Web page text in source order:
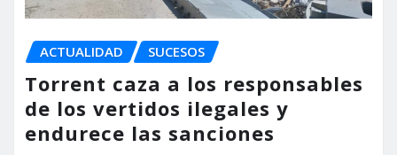
ACTUALIDAD SUCESOS
Torrent caza a los responsables
de los vertidos ilegales y
endurece las sanciones